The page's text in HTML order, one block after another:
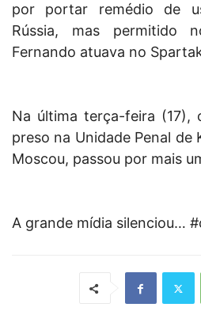
por portar remédio de
Rússia, mas permitido
Fernando atuava no
Na última terça-feira (17),
preso na Unidade Penal de
Moscou, passou por mais
A grande mídia silenciou…